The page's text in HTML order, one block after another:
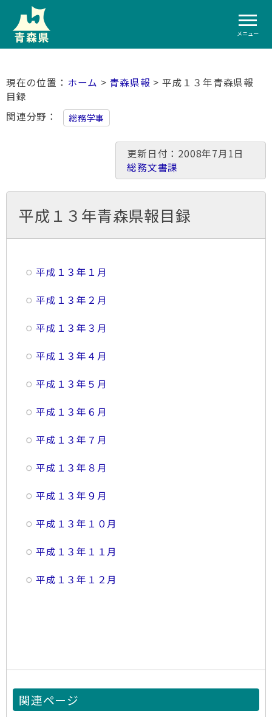
メニュー
ホーム > 青森県報 > 平成１３年青森県報
目録
関連分野
総務学事
更新日付：2008年7月1日
総務文書課
平成１３年青森県報目録
平成１３年１月
平成１３年２月
平成１３年３月
平成１３年４月
平成１３年５月
平成１３年６月
平成１３年７月
平成１３年８月
平成１３年９月
平成１３年１０月
平成１３年１１月
平成１３年１２月
関連ページ